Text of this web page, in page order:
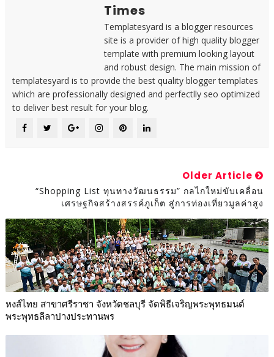
Times
Templatesyard is a blogger resources
site is a provider of high quality blogger
template with premium looking layout
and robust design. The main mission of
templatesyard is to provide the best quality blogger templates
which are professionally designed and perfectlly seo optimized
to deliver best result for your blog.
Older Article
“Shopping List ทุนทางวัฒนธรรม” กลไกใหม่ขับเคลื่อน
เศรษฐกิจสร้างสรรค์ภูเก็ต สู่การท่องเที่ยวมูลค่าสูง
หงส์ไทย สาขาศรีราชา จังหวัดชลบุรี จัดพิธีเจริญพระพุทธมนต์
พระพุทธลีลาปางประทานพร